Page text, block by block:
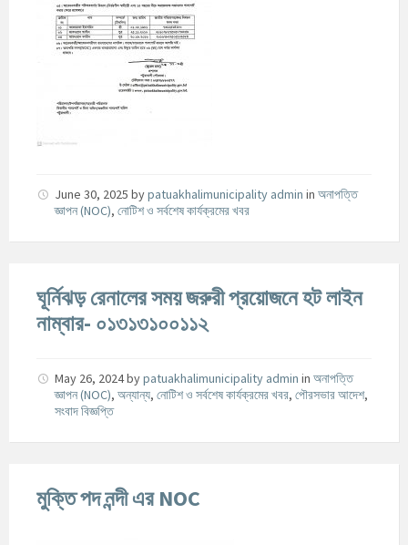
June 30, 2025 bypatuakhalimunicipality admin in অনাপত্তি
জ্ঞাপন (NOC), নোটিশ ও সর্বশেষ কার্যক্রমের খবর
ঘূর্নিঝড় রেনালের সময় জরুরী প্রয়োজনে হট লাইন
নাম্বার- ০১৩১৩১০০১১২
May 26, 2024bypatuakhalimunicipality admin in অনাপত্তি
জ্ঞাপন (NOC), অন্যান্য, নোটিশ ও সর্বশেষ কার্যক্রমের খবর, পৌরসভার আদেশ,
সংবাদ বিজ্ঞপ্তি
মুক্তি পদ নন্দী এর NOC